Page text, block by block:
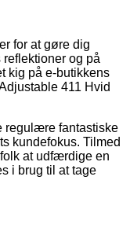
for at gøre dig
og på
kig på e-butikkens
411 Hvid
regulære fantastiske
kundefokus. Tilmed
at udfærdige en
i brug til at tage